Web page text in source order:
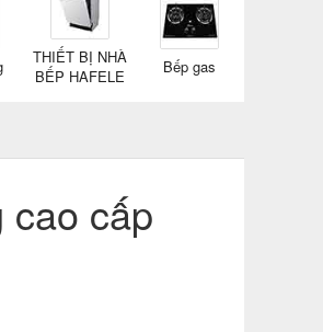
THIẾT BỊ NHÀ
BẾP HAFELE
Bếp gas
cấp